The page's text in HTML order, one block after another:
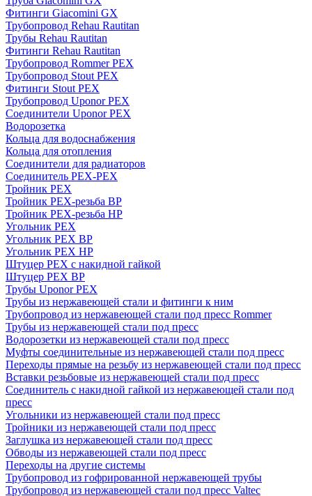
Фитинги Giacomini GX
Трубопровод Rehau Rautitan
Трубы Rehau Rautitan
Фитинги Rehau Rautitan
Трубопровод Rommer PEX
Трубопровод Stout PEX
Фитинги Stout PEX
Трубопровод Uponor PEX
Соединители Uponor PEX
Водорозетка
Кольца для водоснабжения
Кольца для отопления
Соединители для радиаторов
Соединитель PEX-PEX
Тройник PEX
Тройник PEX-резьба ВР
Тройник PEX-резьба НР
Угольник PEX
Угольник PEX ВР
Угольник PEX НР
Штуцер PEX c накидной гайкой
Штуцер PEX ВР
Трубы Uponor PEX
Трубы из нержавеющей стали и фитинги к ним
Трубопровод из нержавеющей стали под пресс Rommer
Трубы из нержавеющей стали под пресс
Водорозетки из нержавеющей стали под пресс
Муфты соединительные из нержавеющей стали под пресс
Переходы прямые на резьбу из нержавеющей стали под пресс
Вставки резьбовые из нержавеющей стали под пресс
Соединитель с накидной гайкой из нержавеющей стали под
пресс
Угольники из нержавеющей стали под пресс
Тройники из нержавеющей стали под пресс
Заглушка из нержавеющей стали под пресс
Обводы из нержавеющей стали под пресс
Переходы на другие системы
Трубопровод из гофрированной нержавеющей трубы
Трубопровод из нержавеющей стали под пресс Valtec